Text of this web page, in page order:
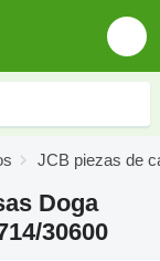
JCB piezas de
Doga
30600